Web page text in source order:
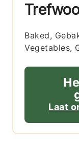
Baked,
Vegetables,
Laat